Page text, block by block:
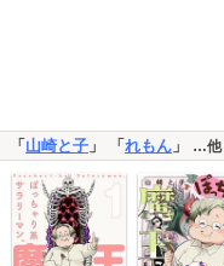
「山崎と子 」 「れもん 」 …他